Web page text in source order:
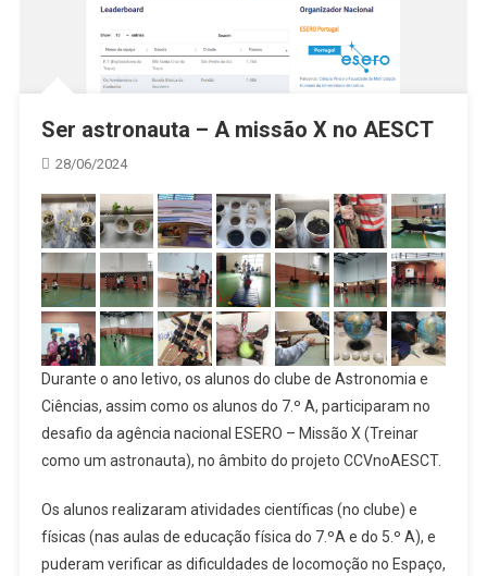
Ser astronauta – A missão X no AESCT
28/06/2024
Durante o ano letivo, os alunos do clube de Astronomia e
Ciências, assim como os alunos do 7.º A, participaram no
desafio da agência nacional ESERO – Missão X (Treinar
como um astronauta), no âmbito do projeto CCVnoAESCT.
Os alunos realizaram atividades científicas (no clube) e
físicas (nas aulas de educação física do 7.ºA e do 5.º A), e
puderam verificar as dificuldades de locomoção no Espaço,